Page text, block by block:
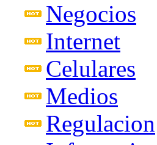
Negocios
Internet
Celulares
Medios
Regulacion